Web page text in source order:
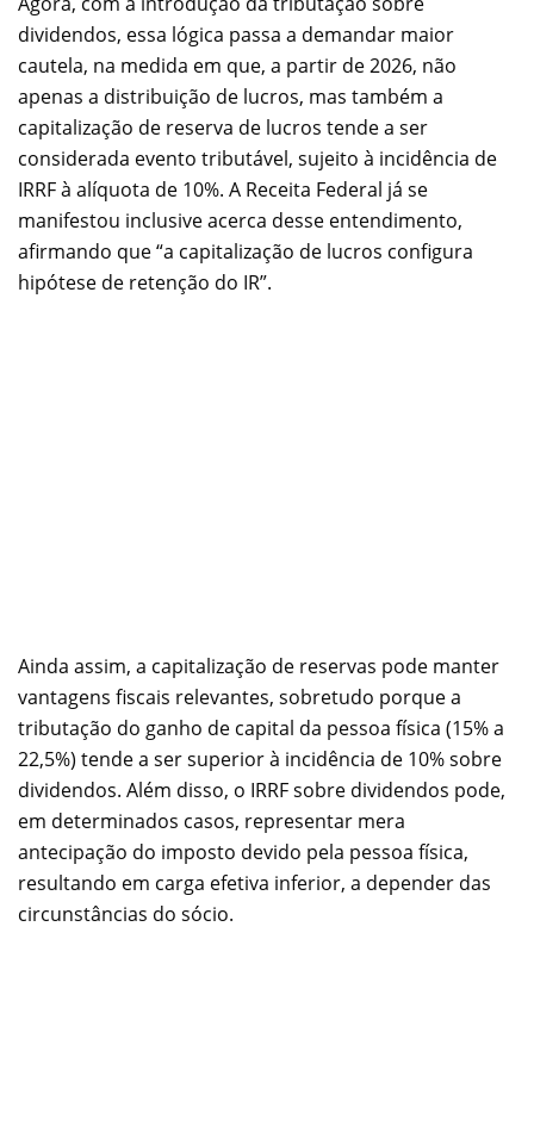
dividendos, essa lógica passa a demandar maior
cautela, na medida em que, a partir de 2026, não
apenas a distribuição de lucros, mas também a
capitalização de reserva de lucros tende a ser
considerada evento tributável, sujeito à incidência de
IRRF à alíquota de 10%. A Receita Federal já se
manifestou inclusive acerca desse entendimento,
afirmando que “a capitalização de lucros configura
hipótese de retenção do IR”.
Ainda assim, a capitalização de reservas pode manter
vantagens fiscais relevantes, sobretudo porque a
tributação do ganho de capital da pessoa física (15% a
22,5%) tende a ser superior à incidência de 10% sobre
dividendos. Além disso, o IRRF sobre dividendos pode,
em determinados casos, representar mera
antecipação do imposto devido pela pessoa física,
resultando em carga efetiva inferior, a depender das
circunstâncias do sócio.